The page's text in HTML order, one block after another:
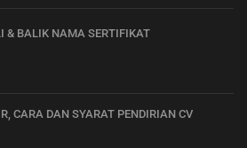
& BALIK NAMA SERTIFIKAT
CARA DAN SYARAT PENDIRIAN CV